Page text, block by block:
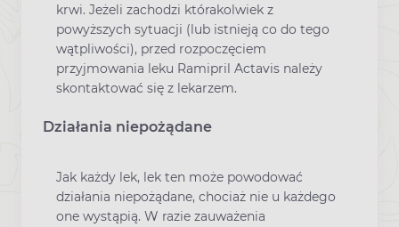
krwi. Jeżeli zachodzi którakolwiek z
powyższych sytuacji (lub istnieją co do tego
wątpliwości), przed rozpoczęciem
przyjmowania leku Ramipril Actavis należy
skontaktować się z lekarzem.
Działania niepożądane
Jak każdy lek, lek ten może powodować
działania niepożądane, chociaż nie u każdego
one wystąpią. W razie zauważenia